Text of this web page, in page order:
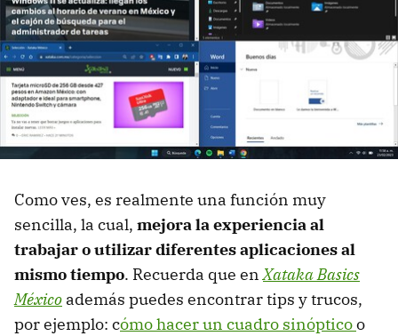
Como ves, es realmente una función muy
sencilla, la cual, mejora la experiencia al
trabajar o utilizar diferentes aplicaciones al
mismo tiempo. Recuerda que enXataka Basics
México además puedes encontrar tips y trucos,
por ejemplo: cómo hacer un cuadro sinópticoo